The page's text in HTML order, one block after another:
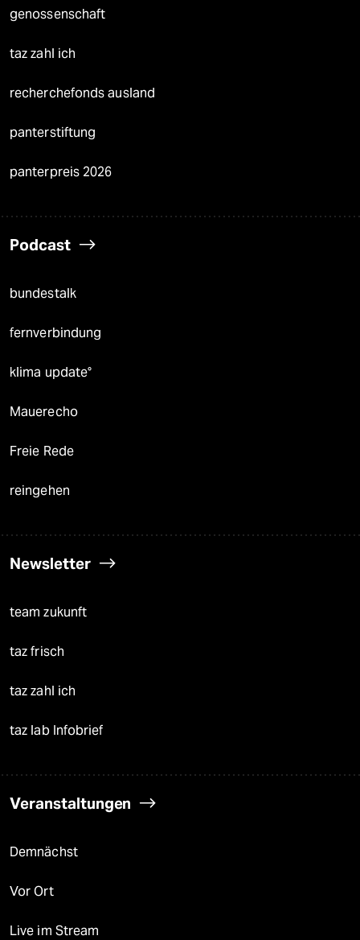
genossenschaft
taz zahl ich
recherchefonds ausland
panterstiftung
panterpreis 2026
Podcast
bundestalk
fernverbindung
klima update°
Mauerecho
Freie Rede
reingehen
Newsletter
team zukunft
taz frisch
taz zahl ich
taz lab Infobrief
Veranstaltungen
Demnächst
Vor Ort
Live im Stream